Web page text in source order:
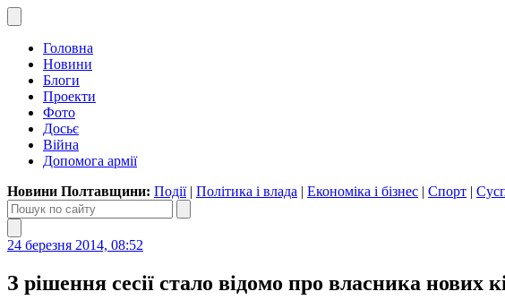
Головна
Новини
Блоги
Проекти
Фото
Досьє
Війна
Допомога армії
Новини Полтавщини: Події| Політика і влада | Економіка і бізнес | Спорт |
24 березня 2014, 08:52
З рішення сесії стало відомо про власника нових